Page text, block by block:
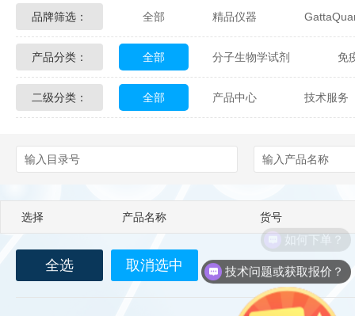
品牌筛选： 全部 精品仪器
Glycon Biochem Sterlitech
Echelon Biosciences Verichem
Biotez Berlin Diametra
Berry & Associates Zedira
LGC Maine Standards Biolife
产品分类： 全部 分子生物学试剂 免
化学及生物化学试剂 材料学试剂
二级分类： 全部 产品中心 技术服务
选择 产品名称 货号
全选 取消选中 技术问题或获取报价？
如何下单？